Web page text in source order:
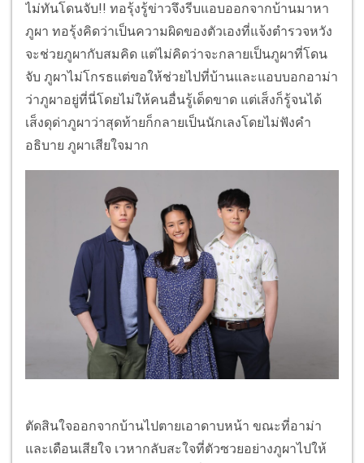
ไม่ทันโดนจับ!! ทอรุ้งรู้ข่าวจึงรีบแอบออกจากบ้านมาหา
ภูผา ทอรุ้งคิดว่าเป็นความผิดของตัวเองที่แจ้งตำรวจหวัง
จะช่วยภูผากับสมคิด แต่ไม่คิดว่าจะกลายเป็นภูผาที่โดน
จับ ภูผาไม่โกรธแต่ขอให้ช่วยไปที่บ้านและแอบบอกอาม่า
ว่าภูผาอยู่ที่นี่โดยไม่ให้คนอื่นรู้เด็ดขาด แต่เส็งก็รู้จนได้
เส็งดุด่าภูผาว่าสุดท้ายก็กลายเป็นนักเลงโดยไม่ฟังคำ
อธิบาย ภูผาเสียใจมาก
ตัดสินใจออกจากบ้านไปตายเอาดาบหน้า ขณะที่อาม่า
และเดือนเสียใจ เวหากลับสะใจที่ตัวซวยอย่างภูผาไปให้